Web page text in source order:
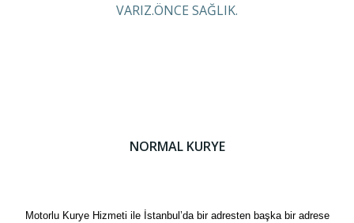
VARIZ.ÖNCE SAĞLIK.
NORMAL KURYE
Motorlu Kurye Hizmeti ile İstanbul’da bir adresten başka bir adrese